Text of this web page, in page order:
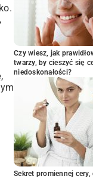
–
,
Czy wiesz, jak
twarzy, by cieszyć się
niedoskonałości?
Sekret promiennej